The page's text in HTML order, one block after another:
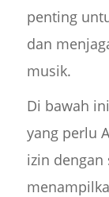
penting
dan
musik.
Di bawah
yang perlu
izin dengan